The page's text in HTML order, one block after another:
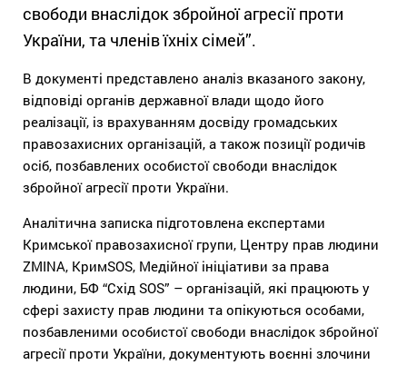
свободи внаслідок збройної агресії проти
України, та членів їхніх сімей”.
В документі представлено аналіз вказаного закону,
відповіді органів державної влади щодо його
реалізації, із врахуванням досвіду громадських
правозахисних організацій, а також позиції родичів
осіб, позбавлених особистої свободи внаслідок
збройної агресії проти України.
Аналітична записка підготовлена експертами
Кримської правозахисної групи, Центру прав людини
ZMINA, КримSOS, Медійної ініціативи за права
людини, БФ “Схід SOS” – організацій, які працюють у
сфері захисту прав людини та опікуються особами,
позбавленими особистої свободи внаслідок збройної
агресії проти України, документують воєнні злочини